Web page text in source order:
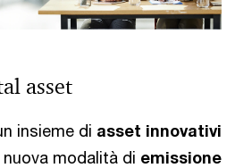
asset
insieme di asset innovativi
modalità di emissione